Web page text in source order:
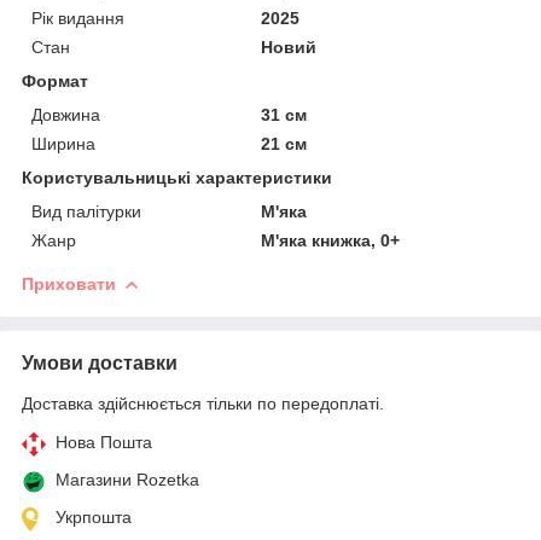
Рік видання
2025
Стан
Новий
Формат
Довжина
31 см
Ширина
21 см
Користувальницькі характеристики
Вид палітурки
М'яка
Жанр
М'яка книжка, 0+
Приховати
Умови доставки
Доставка здійснюється тільки по передоплаті.
Нова Пошта
Магазини Rozetka
Укрпошта